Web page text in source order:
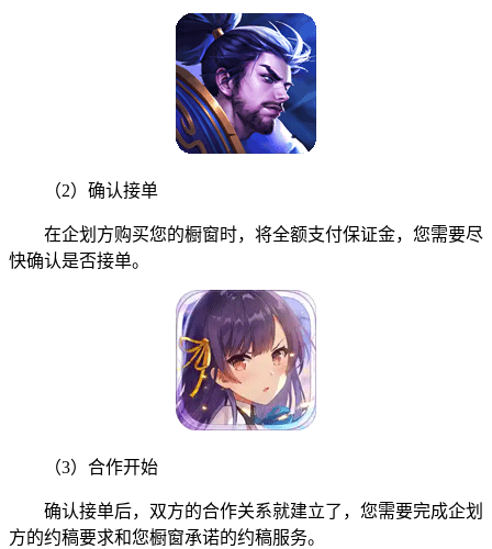
（2）确认接单
在企划方购买您的橱窗时，将全额支付保证金，您需要尽
快确认是否接单。
（3）合作开始
确认接单后，双方的合作关系就建立了，您需要完成企划
方的约稿要求和您橱窗承诺的约稿服务。